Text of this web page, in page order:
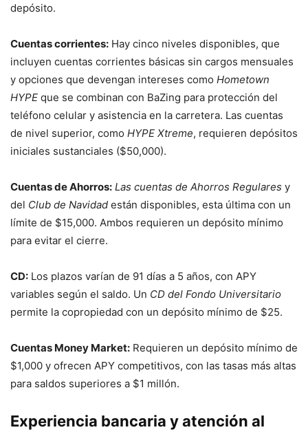
depósito.
Cuentas corrientes: Hay cinco niveles disponibles, que
incluyen cuentas corrientes básicas sin cargos mensuales
y opciones que devengan intereses como Hometown
HYPE que se combinan con BaZing para protección del
teléfono celular y asistencia en la carretera. Las cuentas
de nivel superior, como HYPE Xtreme, requieren depósitos
iniciales sustanciales ($50,000).
Cuentas de Ahorros: Las cuentas de Ahorros Regulares y
del Club de Navidad están disponibles, esta última con un
límite de $15,000. Ambos requieren un depósito mínimo
para evitar el cierre.
CD: Los plazos varían de 91 días a 5 años, con APY
variables según el saldo. Un CD del Fondo Universitario
permite la copropiedad con un depósito mínimo de $25.
Cuentas Money Market: Requieren un depósito mínimo de
$1,000 y ofrecen APY competitivos, con las tasas más altas
para saldos superiores a $1 millón.
Experiencia bancaria y atención al